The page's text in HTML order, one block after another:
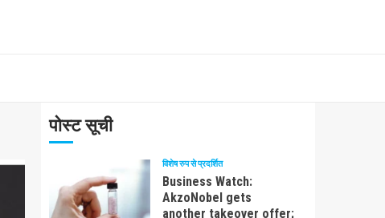
पोस्ट सूची
विशेष रुप से प्रदर्शित
Business Watch:
AkzoNobel gets
another takeover offer;